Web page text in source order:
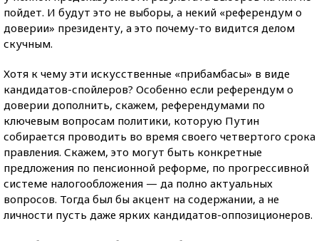
пойдет. И будут это не выборы, а некий «референдум о
доверии» президенту, а это почему-то видится делом
скучным.
Хотя к чему эти искусственные «прибамбасы» в виде
кандидатов-спойлеров? Особенно если референдум о
доверии дополнить, скажем, референдумами по
ключевым вопросам политики, которую Путин
собирается проводить во время своего четвертого срока
правления. Скажем, это могут быть конкретные
предложения по пенсионной реформе, по прогрессивной
системе налогообложения — да полно актуальных
вопросов. Тогда был бы акцент на содержании, а не
личности пусть даже ярких кандидатов-оппозиционеров.